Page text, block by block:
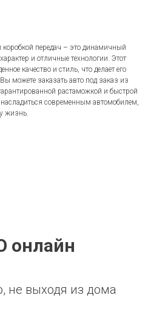
коробкой передач – это динамичный
и отличные технологии. Этот
качество и стиль, что делает его
можете заказать авто под заказ из
растаможкой и быстрой
современным автомобилем,
жизнь.
онлайн
не выходя из дома